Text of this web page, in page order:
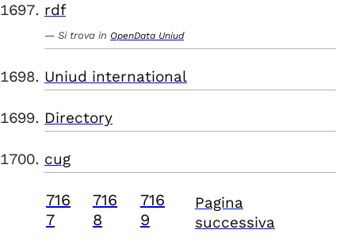
rdf
Si trova in OpenData Uniud
Uniud international
Directory
cug
716
7
716
8
716
9
Pagina
successiva